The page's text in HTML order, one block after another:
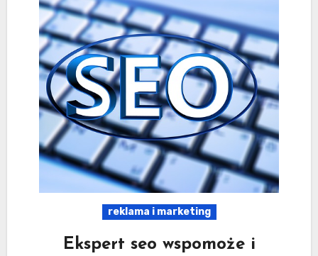
reklama i marketing
Ekspert seo wspomoże i